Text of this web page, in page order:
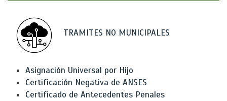
TRAMITES NO MUNICIPALES
Asignación Universal por Hijo
Certificación Negativa de ANSES
Certificado de Antecedentes Penales